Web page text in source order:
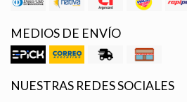
MEDIOS DE ENVÍO
NUESTRAS REDES SOCIALES